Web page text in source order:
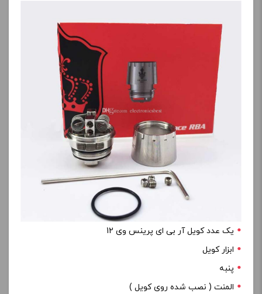
یک عدد کویل آر بی ای پرینس وی 12
ابزار کویل
پنبه
المنت ( نصب شده روی کویل )